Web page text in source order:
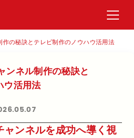
の秘訣とテレビ制作のノウハウ活用法
ンネル制作の​秘訣と​
ウ活用法
ャンネルを成功へ導く視